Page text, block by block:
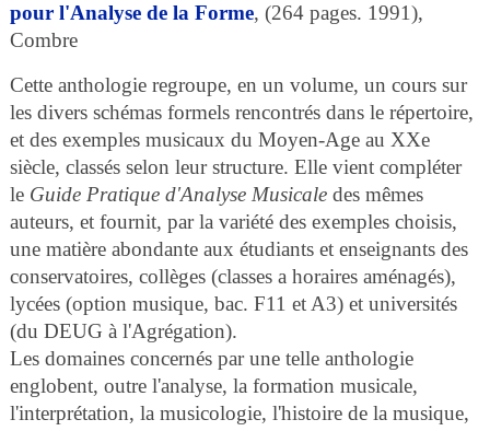
pour l'Analyse de la Forme, (264 pages. 1991),
Combre
Cette anthologie regroupe, en un volume, un cours sur
les divers schémas formels rencontrés dans le répertoire,
et des exemples musicaux du Moyen-Age au XXe
siècle, classés selon leur structure. Elle vient compléter
le Guide Pratique d'Analyse Musicaledes mêmes
auteurs, et fournit, par la variété des exemples choisis,
une matière abondante aux étudiants et enseignants des
conservatoires, collèges (classes a horaires aménagés),
lycées (option musique, bac. F11 et A3) et universités
(du DEUG à l'Agrégation).
Les domaines concernés par une telle anthologie
englobent, outre l'analyse, la formation musicale,
l'interprétation, la musicologie, l'histoire de la musique,